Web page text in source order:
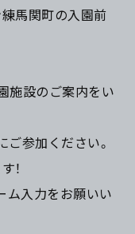
馬関町の入園前
施設のご案内をい
ご参加ください。
！
ム入力をお願いい